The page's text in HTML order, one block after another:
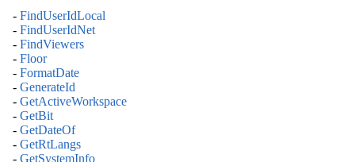
- FindUserIdLocal
- FindUserIdNet
- FindViewers
- Floor
- FormatDate
- GenerateId
- GetActiveWorkspace
- GetBit
- GetDateOf
- GetRtLangs
- GetSystemInfo